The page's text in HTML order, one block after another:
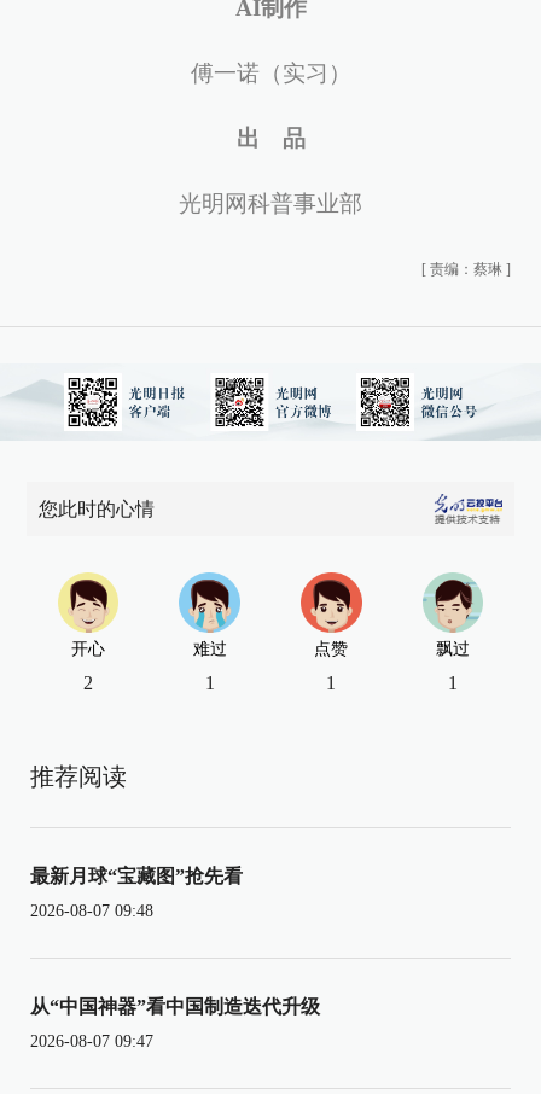
AI制作
傅一诺（实习）
出 品
光明网科普事业部
[ 责编：蔡琳 ]
您此时的心情
开心
2
难过
1
点赞
1
飘过
1
推荐阅读
最新月球“宝藏图”抢先看
2026-08-07 09:48
从“中国神器”看中国制造迭代升级
2026-08-07 09:47